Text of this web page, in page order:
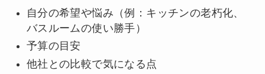
自分の希望や悩み（例：キッチンの老朽化、
バスルームの使い勝手）
予算の目安
他社との比較で気になる点